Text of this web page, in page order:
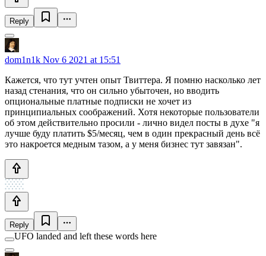
Reply
dom1n1k Nov 6 2021 at 15:51
Кажется, что тут учтен опыт Твиттера. Я помню насколько лет
назад стенания, что он сильно убыточен, но вводить
опциональные платные подписки не хочет из
принципиальных соображений. Хотя некоторые пользователи
об этом действительно просили - лично видел посты в духе "я
лучше буду платить $5/месяц, чем в один прекрасный день всё
это накроется медным тазом, а у меня бизнес тут завязан".
Reply
UFO landed and left these words here